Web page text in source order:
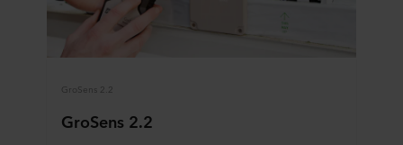
GroSens 2.2
GroSens 2.2